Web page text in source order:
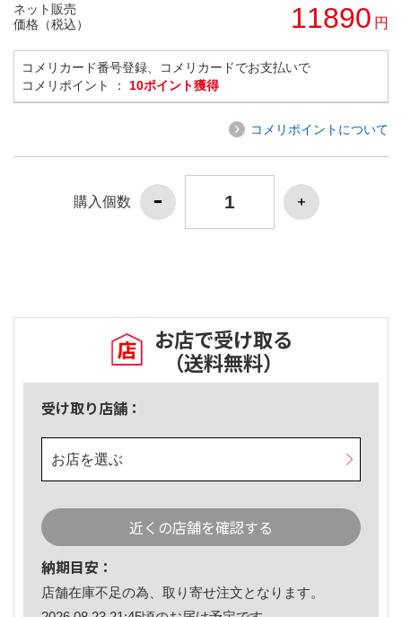
ネット販売
価格（税込）
11890 円
コメリカード番号登録、コメリカードでお支払いで
コメリポイント ： 10ポイント獲得
コメリポイントについて
購入個数
お店で受け取る
（送料無料）
受け取り店舗：
お店を選ぶ
近くの店舗を確認する
納期目安：
店舗在庫不足の為、取り寄せ注文となります。